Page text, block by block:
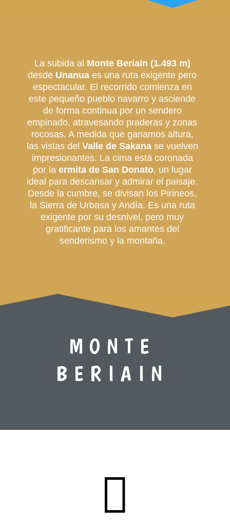
La subida al Monte Beriain (1.493 m)
desde Unanua es una ruta exigente pero
espectacular. El recorrido comienza en
este pequeño pueblo navarro y asciende
de forma continua por un sendero
empinado, atravesando praderas y zonas
rocosas. A medida que ganamos altura,
las vistas del Valle de Sakanase vuelven
impresionantes. La cima está coronada
por la ermita de San Donato, un lugar
ideal para descansar y admirar el paisaje.
Desde la cumbre, se divisan los Pirineos,
la Sierra de Urbasa y Andía. Es una ruta
exigente por su desnivel, pero muy
gratificante para los amantes del
senderismo y la montaña.
MONTE
BERIAIN
